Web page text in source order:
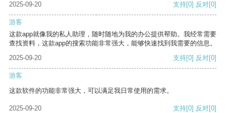
2025-09-20 支持[0] 反对[0]
游客
这款app就像我的私人助理，随时随地为我的办公提供帮助。我经常需要
查找资料，这款app的搜索功能非常强大，能够快速找到我需要的信息。
2025-09-20
支持[0] 反对[0]
游客
这款软件的功能非常强大，可以满足我日常使用的需求。
2025-09-20 支持[0] 反对[0]